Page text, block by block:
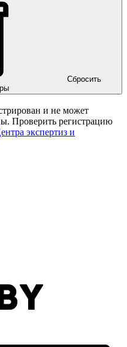
Сбросить
и не может
Проверить регистрацию
экспертиз и